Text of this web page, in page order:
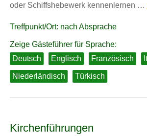
oder Schiffshebewerk kennenlernen …
Treffpunkt/Ort: nach Absprache
Zeige Gästeführer für Sprache:
Deutsch
Englisch Französisch
Niederländisch Türkisch
Kirchenführungen